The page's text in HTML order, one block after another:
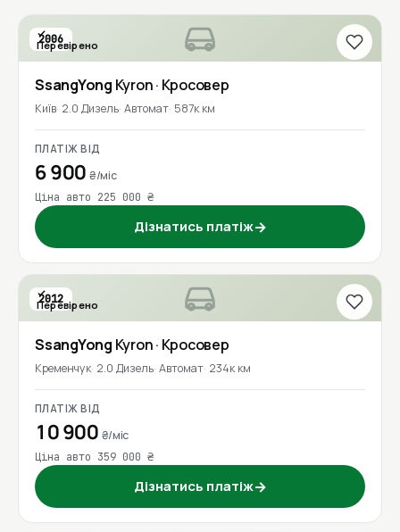
2006
Перевірено
SsangYong Kyron· Кросовер
Київ 2.0 Дизель Автомат 587к км
ПЛАТІЖ ВІД
6 900₴/міс
Ціна авто 225 000 ₴
Дізнатись платіж→
2012
Перевірено
SsangYong Kyron· Кросовер
Кременчук 2.0 Дизель Автомат 234к км
ПЛАТІЖ ВІД
10 900 ₴/міс
Ціна авто 359 000 ₴
Дізнатись платіж→